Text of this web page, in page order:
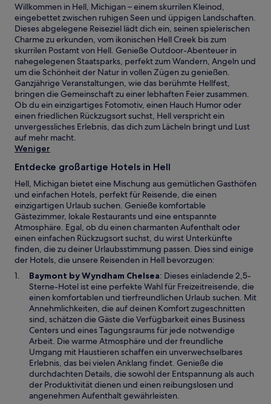
Willkommen in Hell, Michigan – einem skurrilen Kleinod,
eingebettet zwischen ruhigen Seen und üppigen Landschaften.
Dieses abgelegene Reiseziel lädt dich ein, seinen spielerischen
Charme zu erkunden, vom ikonischen Hell Creek bis zum
skurrilen Postamt von Hell. Genieße Outdoor-Abenteuer in
nahegelegenen Staatsparks, perfekt zum Wandern, Angeln und
um die Schönheit der Natur in vollen Zügen zu genießen.
Ganzjährige Veranstaltungen, wie das berühmte Hellfest,
bringen die Gemeinschaft zu einer lebhaften Feier zusammen.
Ob du ein einzigartiges Fotomotiv, einen Hauch Humor oder
einen friedlichen Rückzugsort suchst, Hell verspricht ein
unvergessliches Erlebnis, das dich zum Lächeln bringt und Lust
auf mehr macht.
Weniger
Entdecke großartige Hotels in Hell
Hell, Michigan bietet eine Mischung aus gemütlichen Gasthöfen
und einfachen Hotels, perfekt für Reisende, die einen
einzigartigen Urlaub suchen. Genieße komfortable
Gästezimmer, lokale Restaurants und eine entspannte
Atmosphäre. Egal, ob du einen charmanten Aufenthalt oder
einen einfachen Rückzugsort suchst, du wirst Unterkünfte
finden, die zu deiner Urlaubsstimmung passen. Dies sind einige
der Hotels, die unsere Reisenden in Hell bevorzugen:
Baymont by Wyndham ChelseaW
i
r
d
i
n
e
i
n
e
m
n
: Dieses einladende 2,5-
Sterne-Hotel ist eine perfekte Wahl für Freizeitreisende, die
einen komfortablen und tierfreundlichen Urlaub suchen. Mit
Annehmlichkeiten, die auf deinen Komfort zugeschnitten
sind, schätzen die Gäste die Verfügbarkeit eines Business
Centers und eines Tagungsraums für jede notwendige
Arbeit. Die warme Atmosphäre und der freundliche
Umgang mit Haustieren schaffen ein unverwechselbares
Erlebnis, das bei vielen Anklang findet. Genieße die
durchdachten Details, die sowohl der Entspannung als auch
der Produktivität dienen und einen reibungslosen und
angenehmen Aufenthalt gewährleisten.